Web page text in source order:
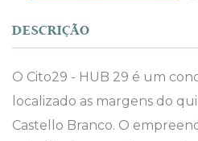
DESCRIÇÃO
O Cito29 - HUB 29 é um
localizado as margens do
Castello Branco. O